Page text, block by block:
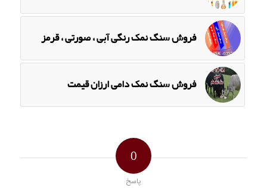
فروش سنگ نمک رنگی آبی ، صورتی ، قرمز
فروش سنگ نمک دامی ارزان قیمت
0
پاسخ